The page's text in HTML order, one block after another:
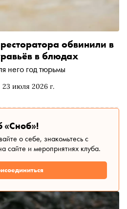
23 июля 2026 г.
обвинили в
в блюдах
него год тюрьмы
«Сноб»!
о себе, знакомьтесь с
сайте и мероприятиях клуба.